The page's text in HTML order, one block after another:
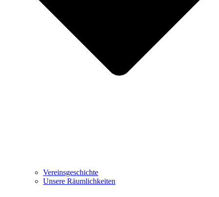
Vereinsgeschichte
Unsere Räumlichkeiten